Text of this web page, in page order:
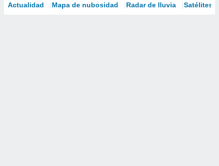
Actualidad Mapa de nubosidad Radar de lluvia Satélites